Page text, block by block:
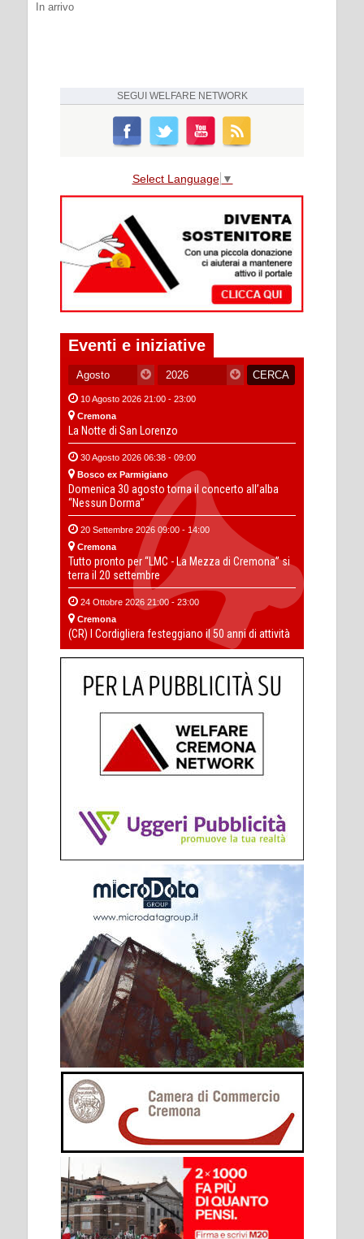
In arrivo
SEGUI WELFARE NETWORK
Select Language ▼
Eventi e iniziative
10 Agosto 2026 21:00 - 23:00
Cremona
La Notte di San Lorenzo
30 Agosto 2026 06:38 - 09:00
Bosco ex Parmigiano
Domenica 30 agosto torna il concerto all’alba
“Nessun Dorma”
20 Settembre 2026 09:00 - 14:00
Cremona
Tutto pronto per “LMC - La Mezza di Cremona” si
terra il 20 settembre
24 Ottobre 2026 21:00 - 23:00
Cremona
(CR) I Cordigliera festeggiano il 50 anni di attività